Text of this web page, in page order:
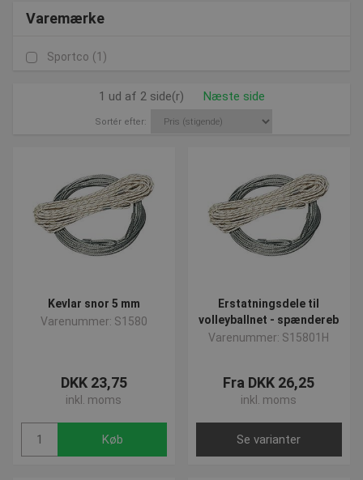
Varemærke
Sportco (1)
1 ud af 2 side(r) Næste side
Sortér efter:
Kevlar snor 5 mm
Varenummer: S1580
DKK 23,75
inkl. moms
Køb
Erstatningsdele til
volleyballnet - spændereb
Varenummer: S15801H
Fra DKK 26,25
inkl. moms
Se varianter